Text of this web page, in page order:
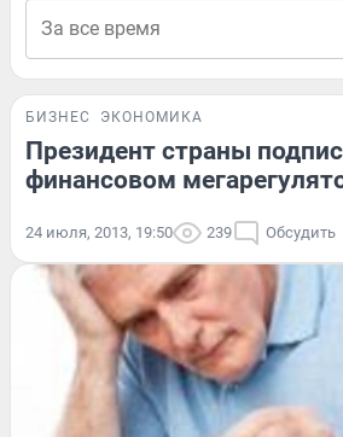
БИЗНЕС ЭКОНОМИКА
Президент страны
финансовом
24 июля, 2013, 19:50 239 Обсудить